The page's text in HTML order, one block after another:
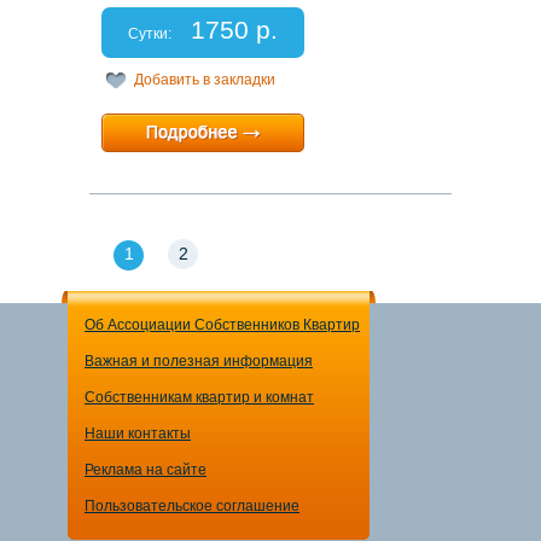
Спальных мест: 2+1
Отчетные документы: есть
Сутки: 1750 р.
Добавить в закладки
Минимальный срок:1 суток
Расчетный час:любой
1 2
Об Ассоциации Собственников Квартир
Важная и полезная информация
Собственникам квартир и комнат
Наши контакты
Реклама на сайте
Пользовательское соглашение